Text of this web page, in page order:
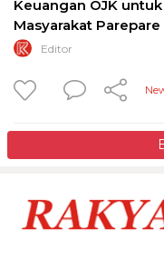
Keuangan OJK
Masyarakat Parepare
Editor